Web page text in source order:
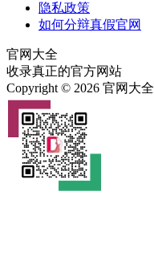
隐私政策
如何分辩真假官网
官网大全
收录真正的官方网站
Copyright © 2026 官网大全